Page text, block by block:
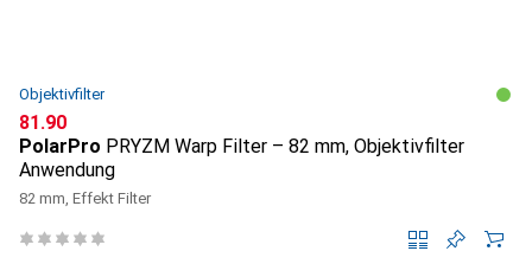
Objektivfilter
CHF
81.90
PolarPro PRYZM Warp Filter – 82 mm, Objektivfilter
Anwendung
82 mm, Effekt Filter